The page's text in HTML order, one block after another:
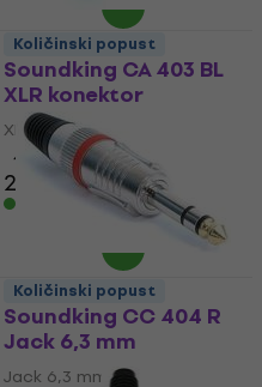
Soundking CA 403 BL
XLR konektor
XLR konektor
4,8 /5
2,79 €
Na stanju u skladištu
Količinski popust
Soundking CC 404 R
Jack 6,3 mm
Jack 6,3 mm
Količinski popust